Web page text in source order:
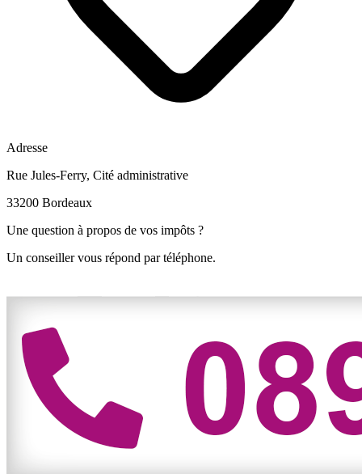
Adresse
Rue Jules-Ferry, Cité administrative
33200 Bordeaux
Une question à propos de vos impôts ?
Un conseiller vous répond par téléphone.